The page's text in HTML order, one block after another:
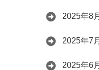
2025年8月
2025年7月
2025年6月